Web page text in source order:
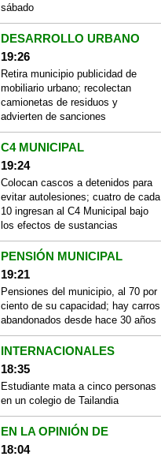
sábado
DESARROLLO URBANO
19:26
Retira municipio publicidad de
mobiliario urbano; recolectan
camionetas de residuos y
advierten de sanciones
C4 MUNICIPAL
19:24
Colocan cascos a detenidos para
evitar autolesiones; cuatro de cada
10 ingresan al C4 Municipal bajo
los efectos de sustancias
PENSIÓN MUNICIPAL
19:21
Pensiones del municipio, al 70 por
ciento de su capacidad; hay carros
abandonados desde hace 30 años
INTERNACIONALES
18:35
Estudiante mata a cinco personas
en un colegio de Tailandia
EN LA OPINIÓN DE
18:04